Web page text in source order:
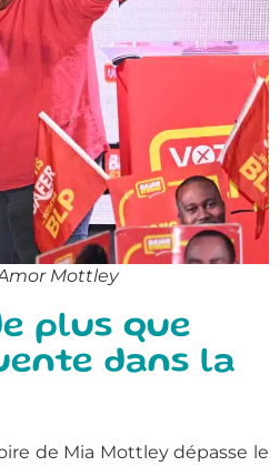
Mottley
plus que
dans la
de Mia Mottleydépasse le